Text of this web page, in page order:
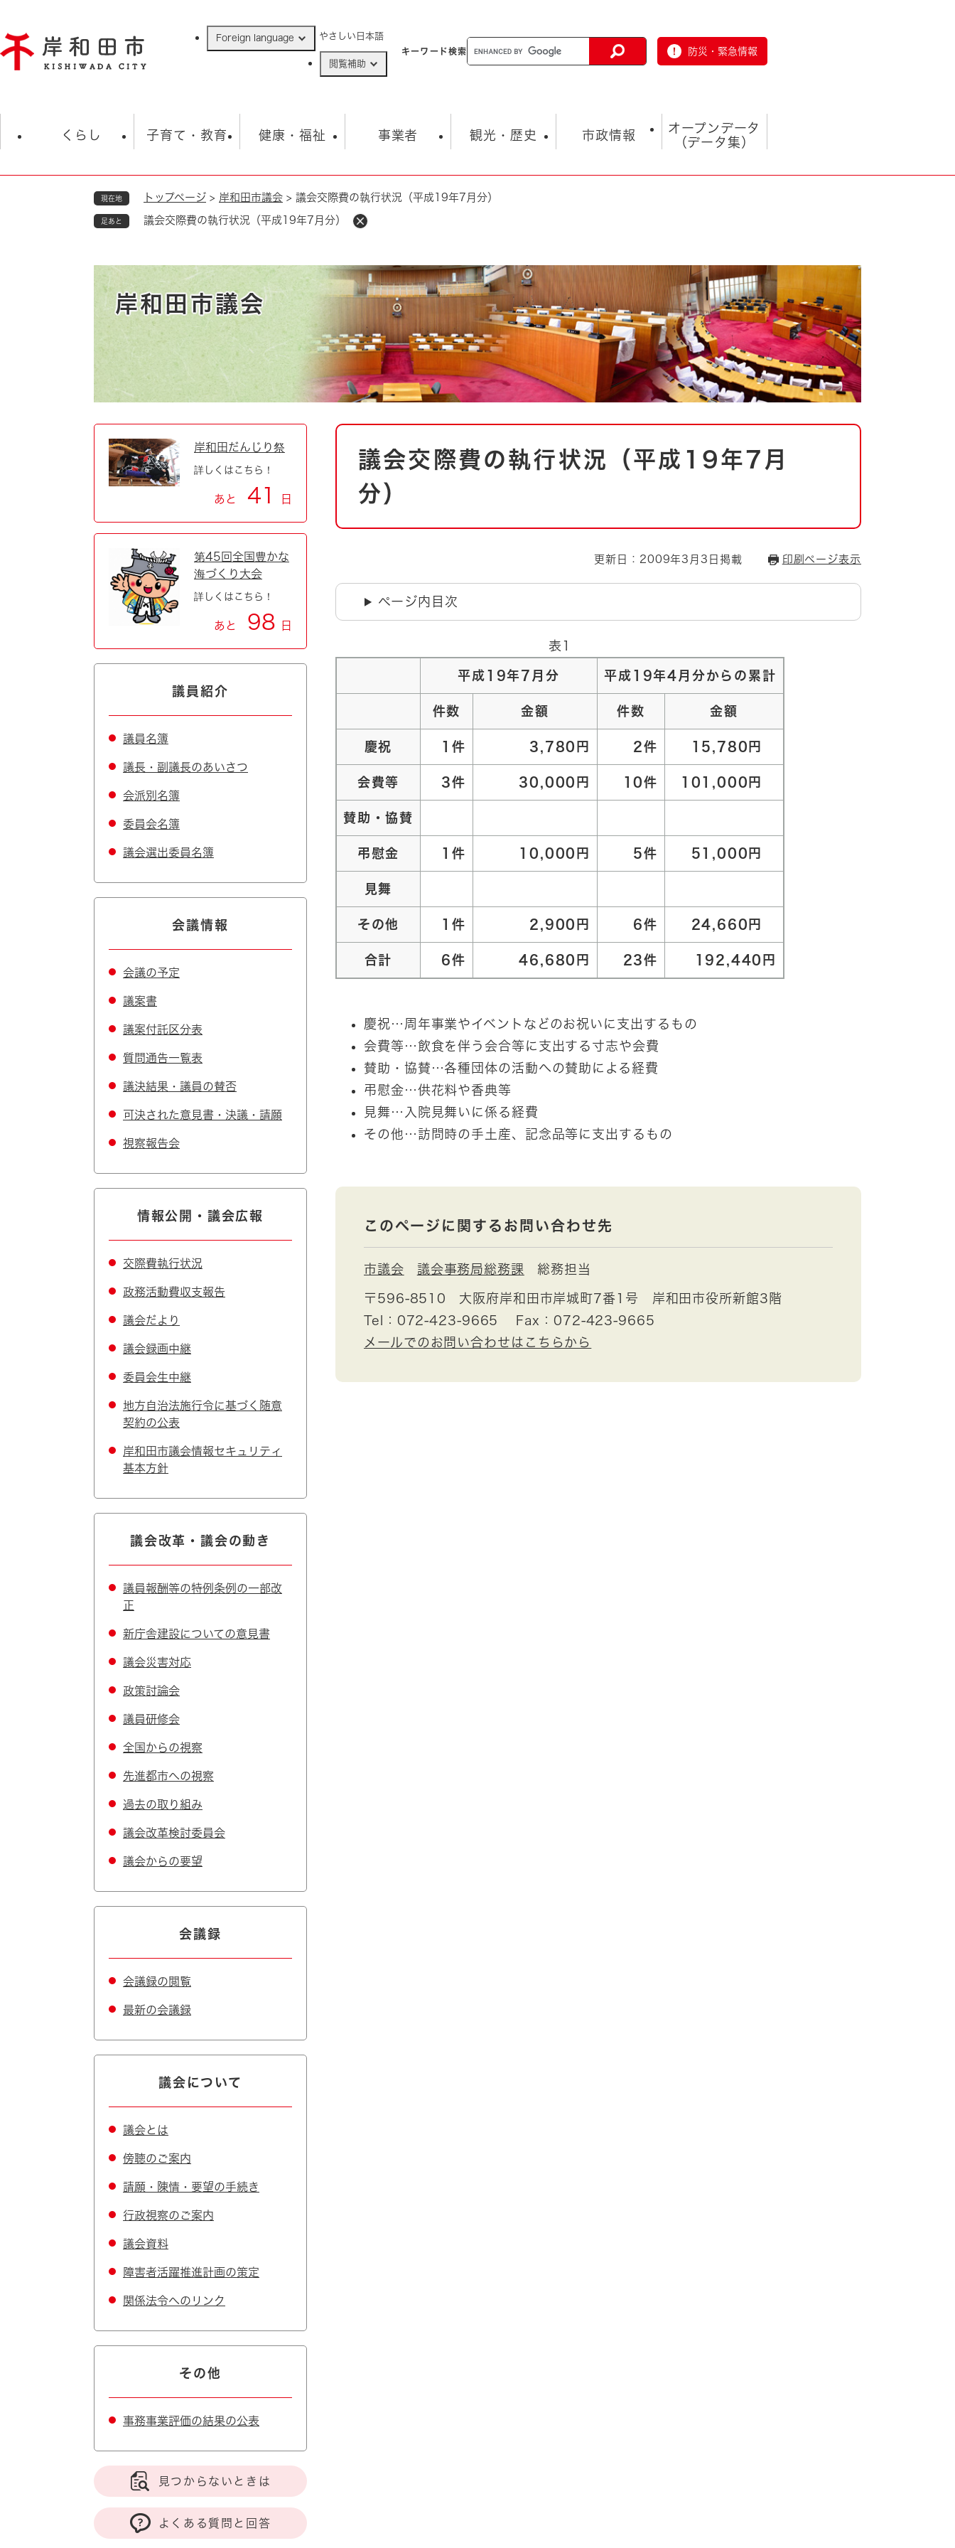
ジ
の
Foreign language やさしい日本語
閲覧補助
キーワード検索 防災・緊急情報
くらし
住民票・戸籍
ごみ・衛生・動物 救急・消防
防災・防犯 上水道・下水道
自然・環境・公園 住宅
引っ越し おくやみ
男女共同参画
地域コミュニティ・ボラン
道路・河川・交通 まちづくり
国際交流
子育て・教育
学校 子育て
健康・福祉
福祉・健康・生活 生涯学習・スポーツ
事業者
入札・契約情報
環境 福祉・介護
とじる
観光・歴史
観光 観光スポット
とじる
市政情報
市の概要
市政 職員採用情報
市役所・施設の案内
オープンデータ
（データ集）
オープンデータ
現在地 トップページ > 岸和田市議会 > 議会交際費の執行状況（平成19年7月分）
足あと 議会交際費の執行状況（平成19年7月分）
岸和田市議会
本
議会交際費の執行状況（平成19年7月
分）
更新日：2009年3月3日掲載 印刷ページ表示
ページ内目次
表1
平成19年7月分 平成19年4月分からの累計
件数 金額 件数 金額
慶祝 1件 3,780円 2件 15,780円
会費等 3件 30,000円 10件 101,000円
賛助・協賛
弔慰金 1件 10,000円 5件 51,000円
見舞
その他 1件 2,900円 6件 24,660円
合計 6件 46,680円 23件 192,440円
慶祝…周年事業やイベントなどのお祝いに支出するもの
会費等…飲食を伴う会合等に支出する寸志や会費
賛助・協賛…各種団体の活動への賛助による経費
弔慰金…供花料や香典等
見舞…入院見舞いに係る経費
その他…訪問時の手土産、記念品等に支出するもの
このページに関するお問い合わせ先
市議会 議会事務局総務課 総務担当
〒596-8510
大阪府岸和田市岸城町7番1号 岸和田市役所新館3階
Tel：072-423-9665
Fax：072-423-9665
メールでのお問い合わせはこちらから
岸和田だんじり祭
詳しくはこちら！
あと 41 日
第45回全国豊かな
海づくり大会
詳しくはこちら！
あと 98 日
議員紹介
議員名簿
議長・副議長のあいさつ
会派別名簿
委員会名簿
議会選出委員名簿
会議情報
会議の予定
議案書
議案付託区分表
質問通告一覧表
議決結果・議員の賛否
可決された意見書・決議・請願
視察報告会
情報公開・議会広報
交際費執行状況
政務活動費収支報告
議会だより
議会録画中継
委員会生中継
地方自治法施行令に基づく随意
契約の公表
岸和田市議会情報セキュリティ
基本方針
議会改革・議会の動き
議員報酬等の特例条例の一部改
正
新庁舎建設についての意見書
議会災害対応
政策討論会
議員研修会
全国からの視察
先進都市への視察
過去の取り組み
議会改革検討委員会
議会からの要望
会議録
会議録の閲覧
最新の会議録
議会について
議会とは
傍聴のご案内
請願・陳情・要望の手続き
行政視察のご案内
議会資料
障害者活躍推進計画の策定
関係法令へのリンク
その他
事務事業評価の結果の公表
見つからないときは
よくある質問と回答